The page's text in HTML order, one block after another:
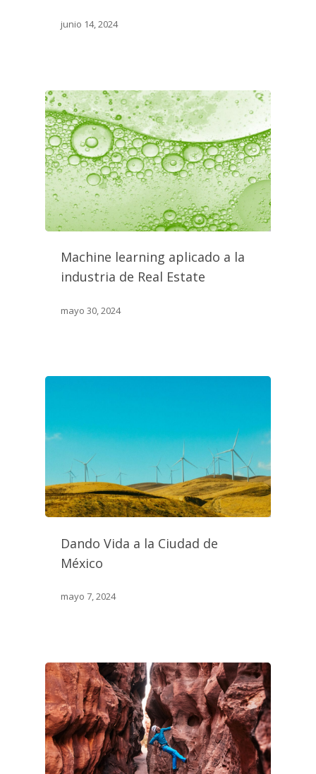
junio 14, 2024
Machine learning aplicado a la
industria de Real Estate
mayo 30, 2024
Dando Vida a la Ciudad de
México
mayo 7, 2024